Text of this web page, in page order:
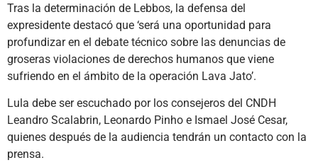
Tras la determinación de Lebbos, la defensa del
expresidente destacó que ‘será una oportunidad para
profundizar en el debate técnico sobre las denuncias de
groseras violaciones de derechos humanos que viene
sufriendo en el ámbito de la operación Lava Jato’.
Lula debe ser escuchado por los consejeros del CNDH
Leandro Scalabrin, Leonardo Pinho e Ismael José Cesar,
quienes después de la audiencia tendrán un contacto con la
prensa.